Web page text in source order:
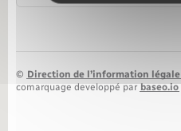
© Direction de l’information
comarquage developpé parbaseo.io